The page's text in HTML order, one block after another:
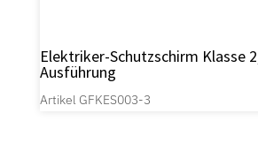
Elektriker-Schutzschirm Klasse
Ausführung
Artikel GFKES003-3